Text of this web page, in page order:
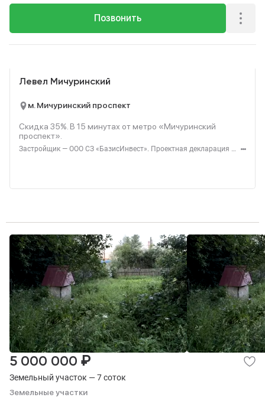
Позвонить
Левел Мичуринский
м. Мичуринский проспект
Скидка 35%. В 15 минутах от метро «Мичуринский
проспект».
Застройщик — ООО СЗ «БазисИнвест». Проектная декларация — наш.дом.рф. Акция до 31.08.2026. Не оферта. Подробности — level.ru
Земельный участок — 7 соток
Земельные участки
5 000 000 ₽